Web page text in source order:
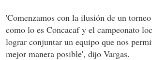
'Comenzamos con la ilusión de un
como lo es Concacaf y el campeonato
lograr conjuntar un equipo que nos
mejor manera posible', dijo Vargas.